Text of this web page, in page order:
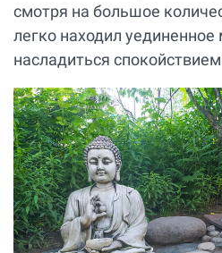
смотря на большое
легко находил уединенное
насладиться